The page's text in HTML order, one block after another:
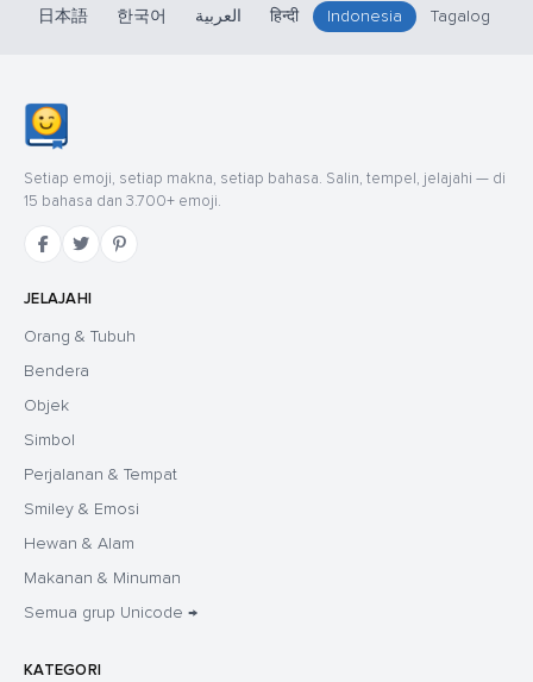
日本語
한국어 العربية हिन्दी Indonesia Tagalog
Setiap emoji, setiap makna, setiap bahasa. Salin, tempel, jelajahi — di
15 bahasa dan 3.700+ emoji.
JELAJAHI
Orang & Tubuh
Bendera
Objek
Simbol
Perjalanan & Tempat
Smiley & Emosi
Hewan & Alam
Makanan & Minuman
Semua grup Unicode →
KATEGORI